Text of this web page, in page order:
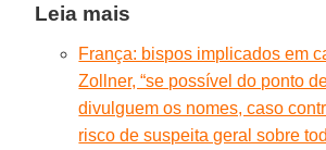
Leia mais
França: bispos implicados em
Zollner, “se possível do ponto
divulguem os nomes, caso
risco de suspeita geral sobre